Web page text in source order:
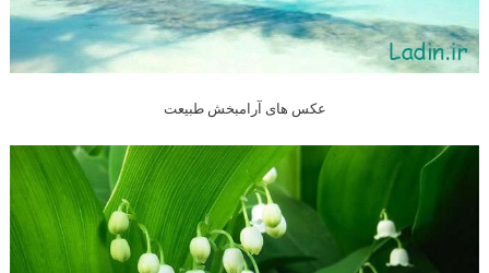
عکس های آرامبخش طبیعت